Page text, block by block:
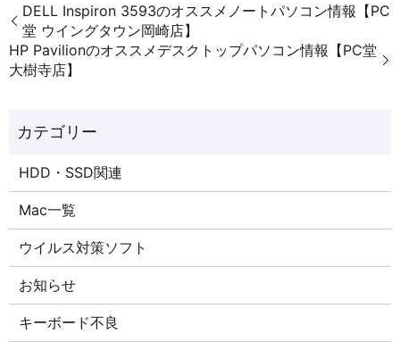
DELL Inspiron 3593のオススメノートパソコン情報【PC
堂 ウイングタウン岡崎店】
HP Pavilionのオススメデスクトップパソコン情報【PC堂
大樹寺店】
HDD・SSD関連
Mac一覧
ウイルス対策ソフト
お知らせ
キーボード不良